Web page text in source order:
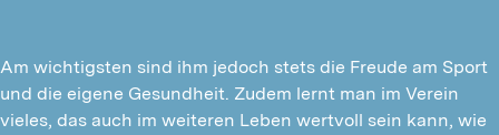
Am wichtigsten sind ihm jedoch stets die Freude am Sport
und die eigene Gesundheit. Zudem lernt man im Verein
vieles, das auch im weiteren Leben wertvoll sein kann, wie